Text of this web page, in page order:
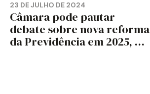
23 DE JULHO DE 2024
Câmara pode pautar
debate sobre nova reforma
da Previdência em 2025, diz